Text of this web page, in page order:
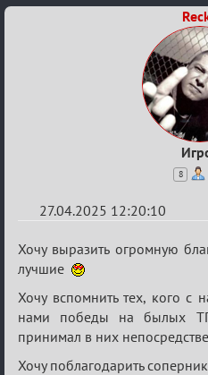
8
27.04.2025 12:20:10
Re:
Разговоры
о
XIX
ТПК.
Хочу выразить огромную
лучшие
Хочу вспомнить тех, кого с
нами победы на былых
принимал в них
Хочу поблагодарить